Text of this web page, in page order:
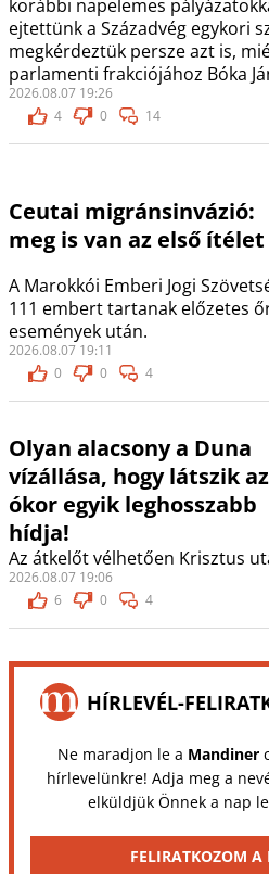
korábbi napelemes
ejtettünk a Századvég egykori
megkérdeztük persze azt is,
parlamenti frakciójához Bóka
2026.08.07 19:26
4
0 14
Ceutai migránsinvázió:
meg is van az első ítélet
A Marokkói Emberi Jogi
111 embert tartanak előzetes
események után.
2026.08.07 19:11
0
0 4
Olyan alacsony a Duna
vízállása, hogy látszik az
ókor egyik leghosszabb
hídja!
Az átkelőt vélhetően Krisztus
2026.08.07 19:06
6
0 4
HÍRLEVÉL-
Ne maradjon le a Mandiner
hírlevelünkre! Adja meg a
elküldjük Önnek a nap
FELIRATKOZOM A